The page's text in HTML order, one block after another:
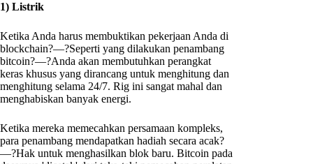
1) Listrik
Ketika Anda harus membuktikan pekerjaan Anda di
blockchain?—?Seperti yang dilakukan penambang
bitcoin?—?Anda akan membutuhkan perangkat
keras khusus yang dirancang untuk menghitung dan
menghitung selama 24/7. Rig ini sangat mahal dan
menghabiskan banyak energi.
Ketika mereka memecahkan persamaan kompleks,
para penambang mendapatkan hadiah secara acak?
—?Hak untuk menghasilkan blok baru. Bitcoin pada